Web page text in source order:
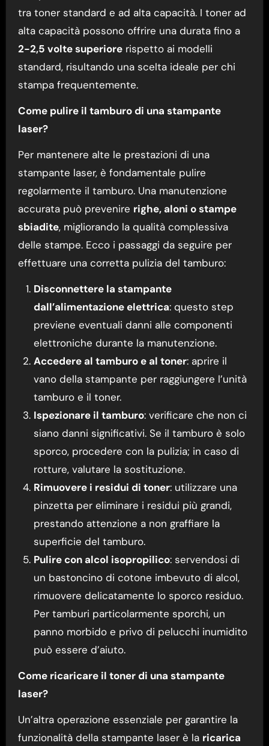
tra toner standard e ad alta capacità. I toner ad
alta capacità possono offrire una durata fino a
2-2,5 volte superiorerispetto ai modelli
standard, risultando una scelta ideale per chi
stampa frequentemente.
Come pulire il tamburo di una stampante
laser?
Per mantenere alte le prestazioni di una
stampante laser, è fondamentale pulire
regolarmente il tamburo. Una manutenzione
accurata può prevenire righe, aloni o stampe
sbiadite, migliorando la qualità complessiva
delle stampe. Ecco i passaggi da seguire per
effettuare una corretta pulizia del tamburo:
Disconnettere la stampante
dall’alimentazione elettrica: questo step
previene eventuali danni alle componenti
elettroniche durante la manutenzione.
Accedere al tamburo e al toner: aprire il
vano della stampante per raggiungere l’unità
tamburo e il toner.
Ispezionare il tamburo: verificare che non ci
siano danni significativi. Se il tamburo è solo
sporco, procedere con la pulizia; in caso di
rotture, valutare la sostituzione.
Rimuovere i residui di toner: utilizzare una
pinzetta per eliminare i residui più grandi,
prestando attenzione a non graffiare la
superficie del tamburo.
Pulire con alcol isopropilico: servendosi di
un bastoncino di cotone imbevuto di alcol,
rimuovere delicatamente lo sporco residuo.
Per tamburi particolarmente sporchi, un
panno morbido e privo di pelucchi inumidito
può essere d’aiuto.
Come ricaricare il toner di una stampante
laser?
Un’altra operazione essenziale per garantire la
funzionalità della stampante laser è la ricarica